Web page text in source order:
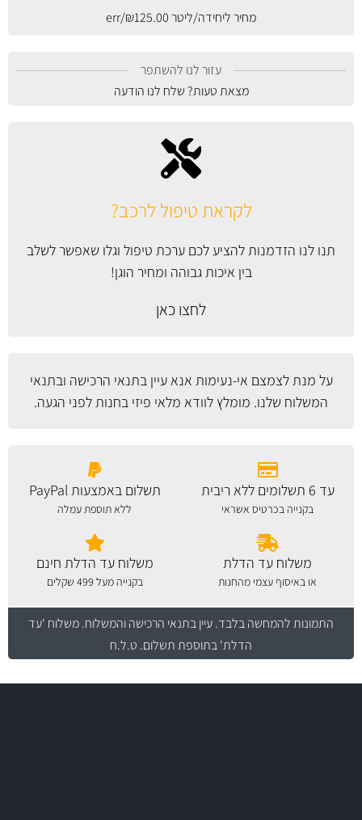
לקראת טיפול לרכב?
תנו לנו הזדמנות להציע לכם ערכת טיפול וגלו שאפשר לשלב
בין איכות גבוהה ומחיר הוגן!
לחצו כאן
על מנת לצמצם אי-נעימות אנא עייןבתנאי הרכישה ובתנאי
המשלוח שלנו. מומלץ לוודא מלאי פיזי בחנות לפני הגעה.
מחיר ליחידה/ליטר
₪125.00
/err
עזור לנו להשתפר
מצאת טעות? שלח לנו הודעה
עד 6 תשלומים ללא ריבית
בקנייה בכרטיס אשראי
תשלום באמצעות PayPal
ללא תוספת עמלה
משלוח עד הדלת
או באיסוף עצמי מהחנות
משלוח עד הדלת חינם
בקנייה מעל 499 שקלים
התמונות להמחשה בלבד.עיין בתנאי הרכישה והמשלוח. משלוח 'עד
הדלת' בתוספת תשלום. ט.ל.ח